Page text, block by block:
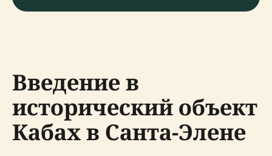
Введение в
исторический объект
Кабах в Санта-Элене